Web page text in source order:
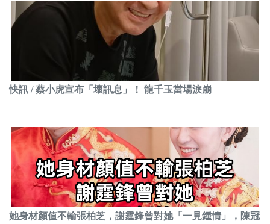
快訊 / 蔡小虎宣布「壞訊息」！ 龍千玉當場淚崩
她身材顏值不輸張柏芝，謝霆鋒曾對她「一見鍾情」，陳冠